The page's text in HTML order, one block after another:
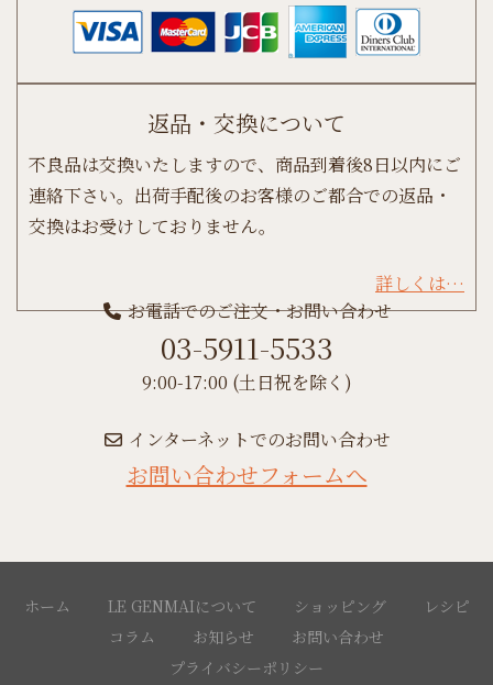
返品・交換について
不良品は交換いたしますので、商品到着後8日以内にご
連絡下さい。出荷手配後のお客様のご都合での返品・
交換はお受けしておりません。
詳しくは…
お電話でのご注文・お問い合わせ
03-5911-5533
9:00-17:00 (土日祝を除く)
インターネットでのお問い合わせ
お問い合わせフォームへ
ホーム LE GENMAIについて ショッピング
レシピ
コラム
お知らせ
お問い合わせ
プライバシーポリシー